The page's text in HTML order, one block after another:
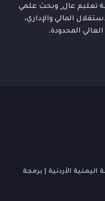
تعليم عال ٍ وبحث علمي
المالي والإداري،
المحدودة.
الأردنية | برمجة